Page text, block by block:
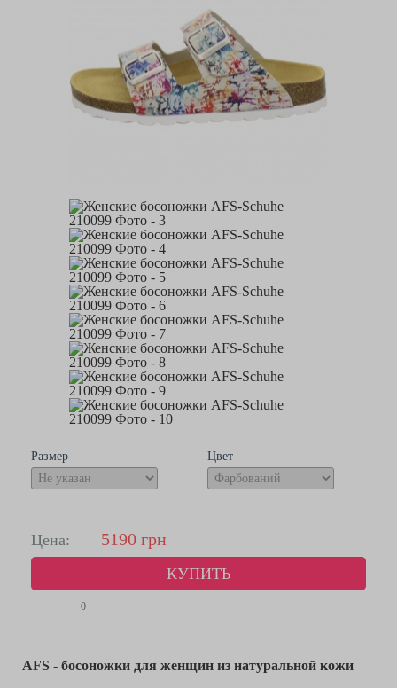
Размер Цвет
Цена: 5190 грн
КУПИТЬ
0
AFS - босоножки для женщин из натуральной кожи